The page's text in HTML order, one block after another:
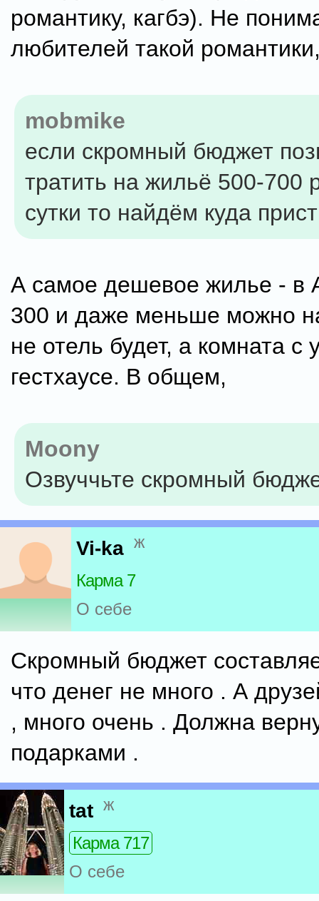
романтику, кагбэ). Не
любителей такой
mobmike
если скромный бюджет
тратить на жильё 500-700
сутки то найдём куда
А самое дешевое жилье - в
300 и даже меньше можно
не отель будет, а комната с
гестхаусе. В общем,
Moony
Озвуччьте скромный
Vi-ka ж
Карма 7
О себе
Скромный бюджет
что денег не много . А
, много очень . Должна
подарками .
tat ж
Карма 717
О себе